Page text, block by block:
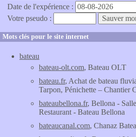
Date de l'expérience :
Votre pseudo :
Mots clés pour le site internet
bateau
bateau-olt.com, Bateau OLT
bateau.fr, Achat de bateau
Tarpon, Pénichette – Chantier
bateaubellona.fr, Bellona -
Restaurant - Bateau Bellona
bateaucanal.com, Chanaz